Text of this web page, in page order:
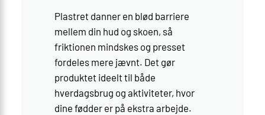
Plastret danner en blød barriere
mellem din hud og skoen, så
friktionen mindskes og presset
fordeles mere jævnt. Det gør
produktet ideelt til både
hverdagsbrug og aktiviteter, hvor
dine fødder er på ekstra arbejde.